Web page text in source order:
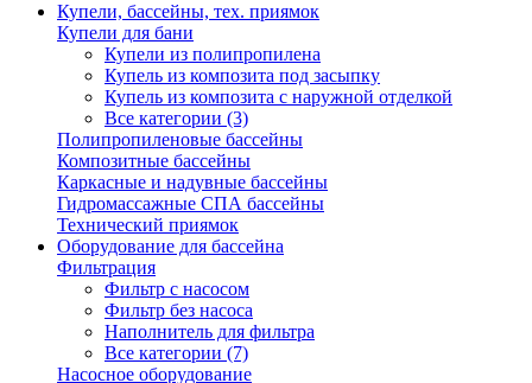
Купели, бассейны, тех. приямок
Купели для бани
Купели из полипропилена
Купель из композита под засыпку
Купель из композита с наружной отделкой
Все категории (3)
Полипропиленовые бассейны
Композитные бассейны
Каркасные и надувные бассейны
Гидромассажные СПА бассейны
Технический приямок
Оборудование для бассейна
Фильтрация
Фильтр с насосом
Фильтр без насоса
Наполнитель для фильтра
Все категории (7)
Насосное оборудование